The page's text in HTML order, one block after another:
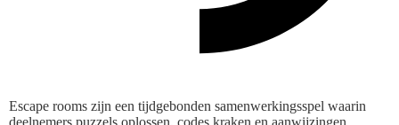
Escape rooms zijn een tijdgebonden samenwerkingsspel waarin
deelnemers puzzels oplossen, codes kraken en aanwijzingen